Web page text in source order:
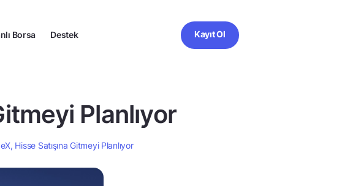
Borsa Destek Kayıt Ol
Planlıyor
Hisse Satışına Gitmeyi Planlıyor